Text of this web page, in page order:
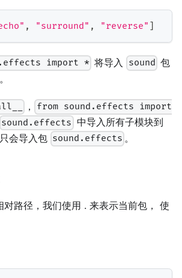
, "surround" , "reverse" ]
import * 将导入 sound 包
，
from sound.effects import
sound.effects 中导入所有子模块到
会导入包 sound.effects 。
路径，我们使用 . 来表示当前包， 使